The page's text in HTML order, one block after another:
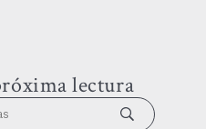
lectura